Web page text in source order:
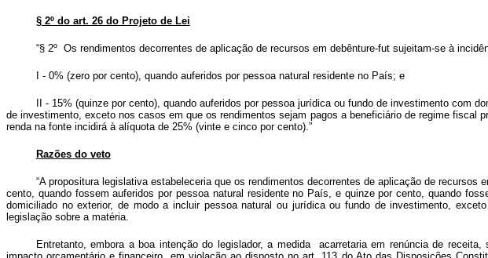
§ 2º do art. 26 do Projeto de Lei
“§ 2º Os rendimentos decorrentes de aplicação de recursos em debênture-fut sujeitam-se à
I - 0% (zero por cento), quando auferidos por pessoa natural residente no País; e
II - 15% (quinze por cento), quando auferidos por pessoa jurídica ou fundo de investimento com
de investimento, exceto nos casos em que os rendimentos sejam pagos a beneficiário de regime fiscal
renda na fonte incidirá à alíquota de 25% (vinte e cinco por cento).”
Razões do veto
“A propositura legislativa estabeleceria que os rendimentos decorrentes de aplicação de
cento, quando fossem auferidos por pessoa natural residente no País, e quinze por cento, quando
domiciliado no exterior, de modo a incluir pessoa natural ou jurídica ou fundo de investimento,
legislação sobre a matéria.
Entretanto, embora a boa intenção do legislador, a medida acarretaria em renúncia de